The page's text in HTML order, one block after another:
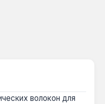
волокон для